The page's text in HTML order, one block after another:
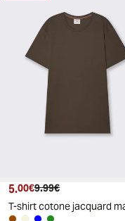
Prezzo attuale
5.00€ Prezzo originale
9.99€